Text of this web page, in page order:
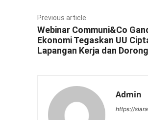
Previous article
Webinar Communi&Co
Ekonomi Tegaskan UU
Lapangan Kerja dan
Admin
https://